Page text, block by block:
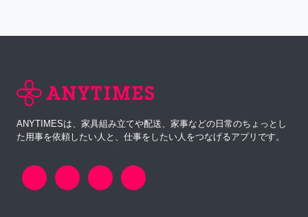
ANYTIMESは、家具組み立てや配送、家事などの日常のちょっとし
た用事を依頼したい人と、仕事をしたい人をつなげるアプリです。